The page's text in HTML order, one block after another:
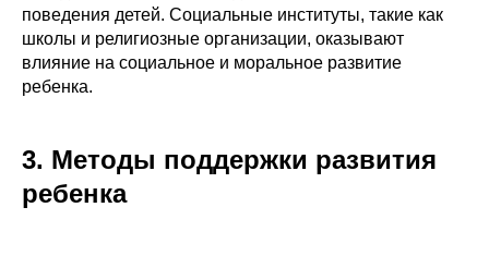
поведения детей. Социальные институты, такие как
школы и религиозные организации, оказывают
влияние на социальное и моральное развитие
ребенка.
3. Методы поддержки развития
ребенка